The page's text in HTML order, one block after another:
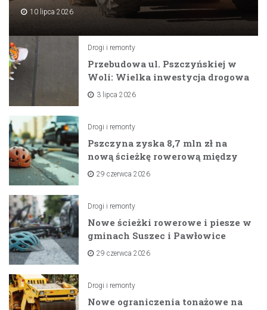
10 lipca 2026
Drogi i remonty
Przebudowa ul. Pszczyńskiej w
Woli: Wielka inwestycja drogowa
na horyzoncie
3 lipca 2026
Drogi i remonty
Pszczyna zyska 8,7 mln zł na
nową ścieżkę rowerową między
zaporami
29 czerwca 2026
Drogi i remonty
Nowe ścieżki rowerowe i piesze w
gminach Suszec i Pawłowice
dzięki unijnemu wsparciu
29 czerwca 2026
Drogi i remonty
Nowe ograniczenia tonażowe na